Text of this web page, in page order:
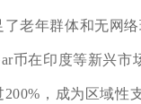
老年群体和无网
币在印度等新兴市
，成为区域性